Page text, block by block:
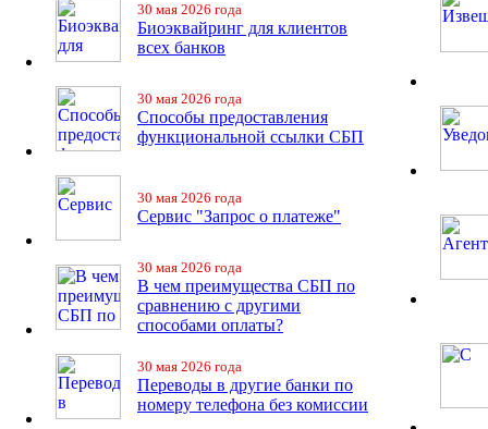
30 мая 2026 года
Биоэквайринг для клиентов
всех банков
30 мая 2026 года
Способы предоставления
функциональной ссылки СБП
30 мая 2026 года
Сервис "Запрос о платеже"
30 мая 2026 года
В чем преимущества СБП по
сравнению с другими
способами оплаты?
30 мая 2026 года
Переводы в другие банки по
номеру телефона без комиссии